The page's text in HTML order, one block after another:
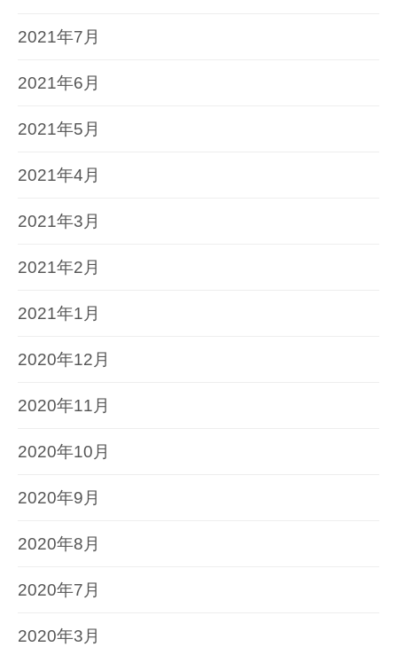
2021年7月
2021年6月
2021年5月
2021年4月
2021年3月
2021年2月
2021年1月
2020年12月
2020年11月
2020年10月
2020年9月
2020年8月
2020年7月
2020年3月